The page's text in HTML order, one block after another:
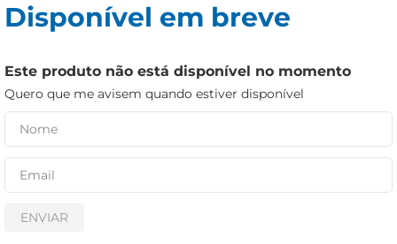
Disponível em breve
Este produto não está disponível no momento
Quero que me avisem quando estiver disponível
ENVIAR
azeite
iogurte
papel higiênico
cerveja